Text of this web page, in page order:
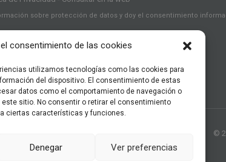
consentimiento de las cookies
utilizamos tecnologías como las cookies para
del dispositivo. El consentimiento de estas
datos como el comportamiento de navegación o
sitio. No consentir o retirar el consentimiento
ciertas características y funciones.
Denegar Ver preferencias
sobre protección de datos y doy el consentimiento
©